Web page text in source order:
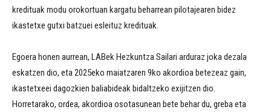
kredituak modu orokortuan kargatu beharrean pilotajearen bidez
ikastetxe gutxi batzuei esleituz kredituak.
Egoera honen aurrean, LABek Hezkuntza Sailari arduraz joka dezala
eskatzen dio, eta 2025eko maiatzaren 9ko akordioa betezeaz gain,
ikastetxeei dagozkien baliabideak bidaltzeko exijitzen dio.
Horretarako, ordea, akordioa osotasunean bete behar du, greba eta